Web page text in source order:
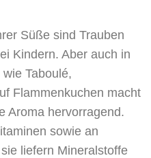
Süße sind Trauben
Kindern. Aber auch in
Taboulé,
Flammenkuchen macht
Aroma hervorragend.
sowie an
liefern Mineralstoffe